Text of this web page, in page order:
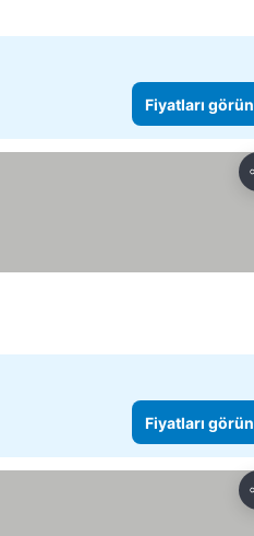
Fiyatları görün
Fiyatları görün